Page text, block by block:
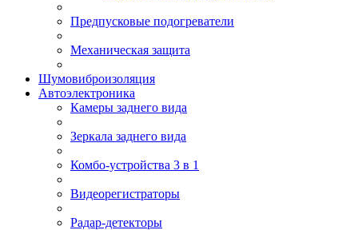
Предпусковые подогреватели
Механическая защита
Шумовиброизоляция
Автоэлектроника
Камеры заднего вида
Зеркала заднего вида
Комбо-устройства 3 в 1
Видеорегистраторы
Радар-детекторы